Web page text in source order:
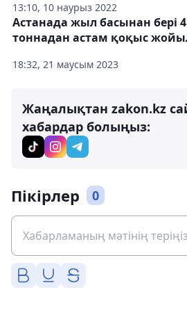
13:10, 10 наурыз 2022
18:32, 21 маусым 2023
Астанада жыл басынан бері
тоннадан астам қоқыс
Жаңалықтан zakon.kz
хабардар болыңыз:
Пікірлер 0